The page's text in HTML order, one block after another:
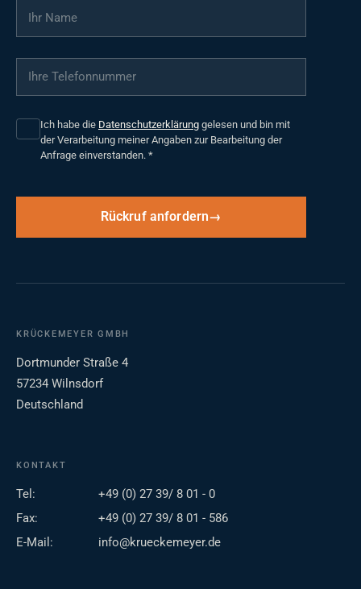
Ihr Name
Ihre Telefonnummer
Ich habe die Datenschutzerklärung gelesen und bin mit
der Verarbeitung meiner Angaben zur Bearbeitung der
Anfrage einverstanden. *
Rückruf anfordern
KRÜCKEMEYER GMBH
Dortmunder Straße 4
57234 Wilnsdorf
Deutschland
KONTAKT
Tel:
+49 (0) 27 39/ 8 01 - 0
Fax:
+49 (0) 27 39/ 8 01 - 586
E-Mail:
info@krueckemeyer.de